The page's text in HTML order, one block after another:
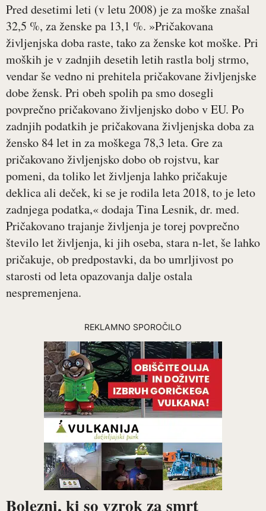
Pred desetimi leti (v letu 2008) je za moške znašal
32,5 %, za ženske pa 13,1 %. »Pričakovana
življenjska doba raste, tako za ženske kot moške. Pri
moških je v zadnjih desetih letih rastla bolj strmo,
vendar še vedno ni prehitela pričakovane življenjske
dobe žensk. Pri obeh spolih pa smo dosegli
povprečno pričakovano življenjsko dobo v EU. Po
zadnjih podatkih je pričakovana življenjska doba za
žensko 84 let in za moškega 78,3 leta. Gre za
pričakovano življenjsko dobo ob rojstvu, kar
pomeni, da toliko let življenja lahko pričakuje
deklica ali deček, ki se je rodila leta 2018, to je leto
zadnjega podatka,« dodaja Tina Lesnik, dr. med.
Pričakovano trajanje življenja je torej povprečno
število let življenja, ki jih oseba, stara n-let, še lahko
pričakuje, ob predpostavki, da bo umrljivost po
starosti od leta opazovanja dalje ostala
nespremenjena.
REKLAMNO SPOROČILO
Bolezni, ki so vzrok za smrt